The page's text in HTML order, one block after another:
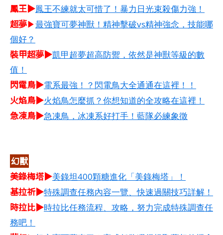
鳳王▶鳳王不練就太可惜了！暴力日光束殺傷力強！
超夢▶最強寶可夢神獸！精神擊破vs精神強念，技能哪
個好？
裝甲超夢▶凱甲超夢超高防禦，依然是神獸等級的數
值！
閃電鳥▶電系最強！？閃電鳥大全通通在這裡！！
火焰鳥▶火焰鳥怎麼抓？你想知道的全攻略在這裡！
急凍鳥▶急凍鳥，冰凍系好打手！藍隊必練象徵
幻獸
美錄梅塔▶美錄坦400顆糖進化「美錄梅塔」！
基拉祈▶特殊調查任務內容一覽、快速過關技巧詳解！
時拉比▶時拉比任務流程、攻略，努力完成特殊調查任
務吧！